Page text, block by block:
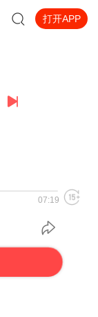
打开APP
07:19